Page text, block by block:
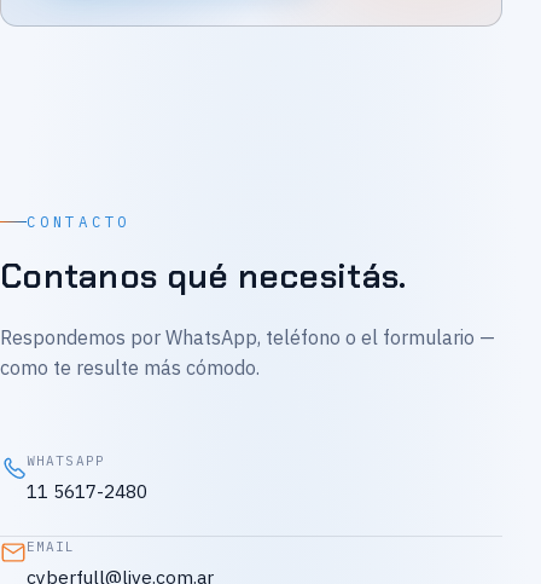
CONTACTO
Contanos qué necesitás.
Respondemos por WhatsApp, teléfono o el formulario —
como te resulte más cómodo.
WHATSAPP
11 5617-2480
EMAIL
cyberfull@live.com.ar